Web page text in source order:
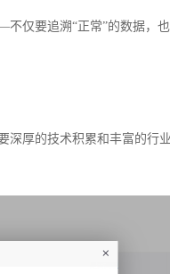
仅要追溯“正常”的数据，
深厚的技术积累和丰富的行